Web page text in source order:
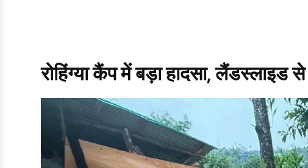
रोहिंग्या कैंप में बड़ा हादसा, लैंडस्लाइड